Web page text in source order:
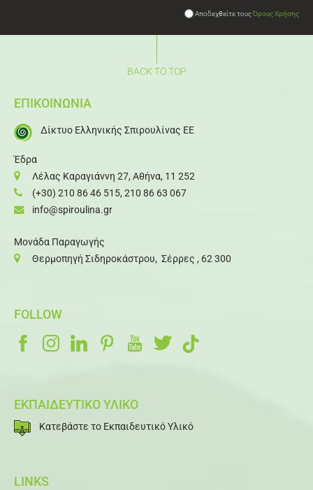
Αποδεχθείτε τουςΌρους Χρήσης
BACK TO TOP
ΕΠΙΚΟΙΝΩΝΙΑ
Δίκτυο Ελληνικής Σπιρουλίνας ΕΕ
Έδρα
Λέλας Καραγιάννη 27, Αθήνα, 11 252
(+30) 210 86 46 515, 210 86 63 067
info@spiroulina.gr
Μονάδα Παραγωγής
Θερμοπηγή Σιδηροκάστρου, Σέρρες , 62 300
FOLLOW
ΕΚΠΑΙΔΕΥΤΙΚΟ ΥΛΙΚΟ
Κατεβάστε το Εκπαιδευτικό Υλικό
LINKS